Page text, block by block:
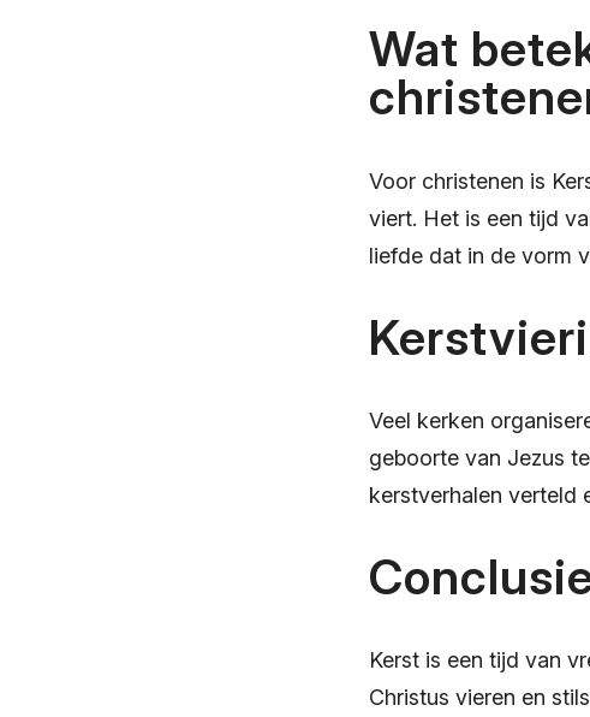
Wat
Voor christenen is
viert. Het is een tijd
liefde dat in de vorm
Veel kerken
geboorte van Jezus
kerstverhalen verteld
Kerst is een tijd van
Christus vieren en